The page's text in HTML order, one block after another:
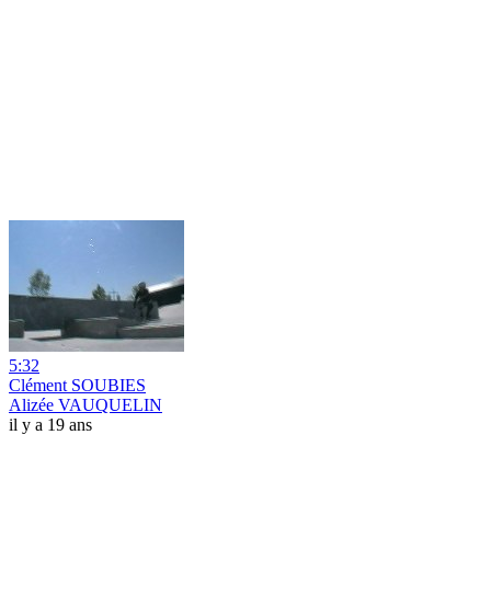
5:32
Clément SOUBIES
Alizée VAUQUELIN
il y a 19 ans